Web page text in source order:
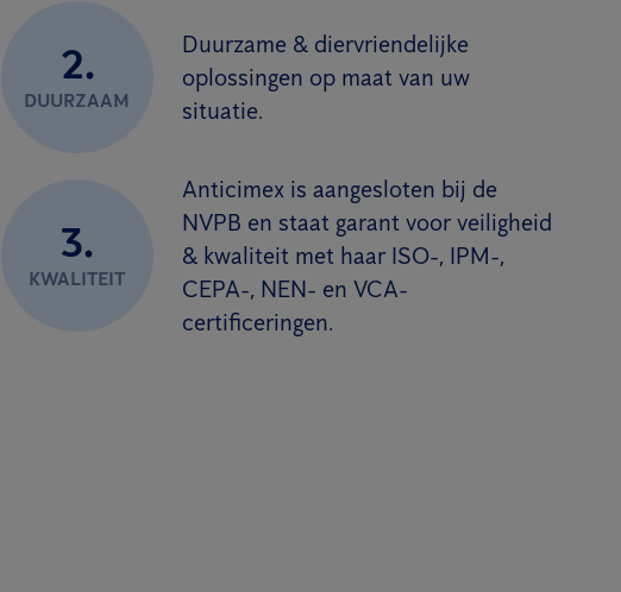
2.
DUURZAAM
Duurzame & diervriendelijke
oplossingen op maat van uw
situatie.
3.
KWALITEIT
Anticimex is aangesloten bij de
NVPB en staat garant voor veiligheid
& kwaliteit met haar ISO-, IPM-,
CEPA-, NEN- en VCA-
certificeringen.